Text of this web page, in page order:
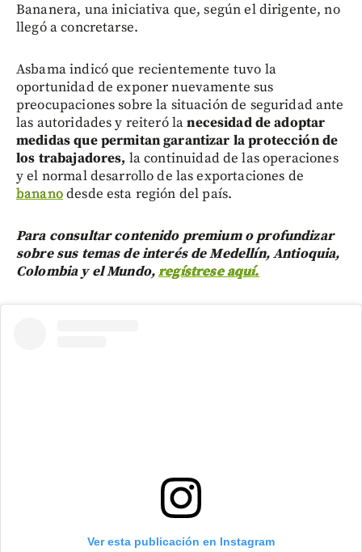
Bananera, una iniciativa que, según el dirigente, no
llegó a concretarse.
Asbama indicó que recientemente tuvo la
oportunidad de exponer nuevamente sus
preocupaciones sobre la situación de seguridad ante
las autoridades y reiteró lanecesidad de adoptar
medidas que permitan garantizar la protección de
los trabajadores, la continuidad de las operaciones
y el normal desarrollo de las exportaciones de
bananodesde esta región del país.
Para consultar contenido premium o profundizar
sobre sus temas de interés de Medellín, Antioquia,
Colombia y el Mundo,regístrese aquí.
Ver esta publicación en Instagram